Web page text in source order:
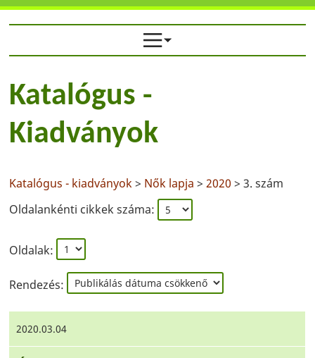
Katalógus -
Kiadványok
Katalógus - kiadványok> Nők lapja >2020 > 3. szám
Oldalankénti cikkek száma:
Oldalak:
Rendezés:
2020.03.04